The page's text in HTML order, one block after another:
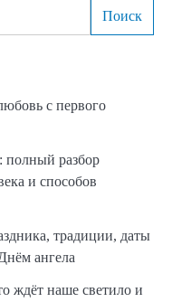
Поиск
с первого
полный разбор
и способов
традиции, даты
ангела
ждёт наше светило и